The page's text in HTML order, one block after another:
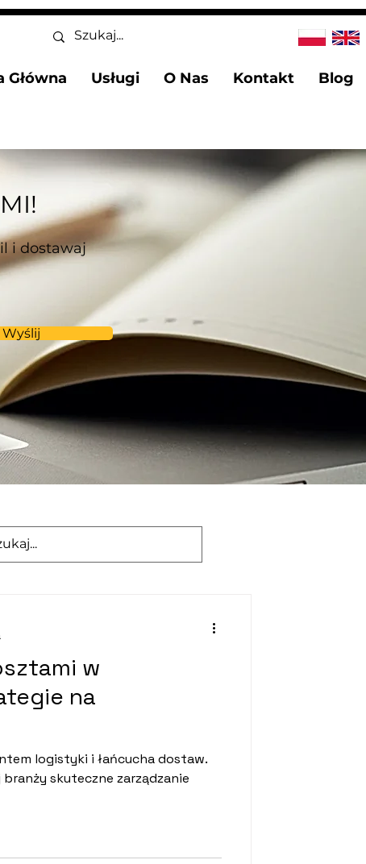
Główna Usługi O Nas Kontakt Blog
i dostawaj
Wyślij
w
na
logistyki i łańcucha dostaw.
skuteczne zarządzanie